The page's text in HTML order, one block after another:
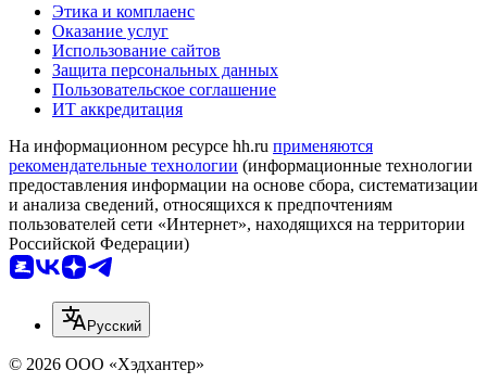
Этика и комплаенс
Оказание услуг
Использование сайтов
Защита персональных данных
Пользовательское соглашение
ИТ аккредитация
На информационном ресурсе hh.ru применяются
рекомендательные технологии (информационные технологии
предоставления информации на основе сбора, систематизации
и анализа сведений, относящихся к предпочтениям
пользователей сети «Интернет», находящихся на территории
Российской Федерации)
Русский
© 2026 ООО «Хэдхантер»